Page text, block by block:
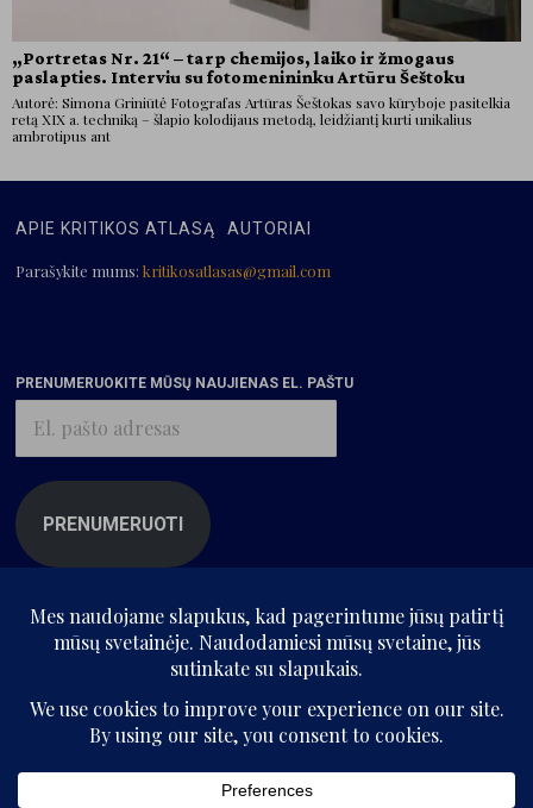
„Portretas Nr. 21“ – tarp chemijos, laiko ir žmogaus
paslapties. Interviu su fotomenininku Artūru Šeštoku
Autorė: Simona Griniūtė Fotografas Artūras Šeštokas savo kūryboje pasitelkia
retą XIX a. techniką – šlapio kolodijaus metodą, leidžiantį kurti unikalius
ambrotipus ant
APIE KRITIKOS ATLASĄ AUTORIAI
Parašykite mums:kritikosatlasas@gmail.com
PRENUMERUOKITE MŪSŲ NAUJIENAS EL. PAŠTU
pašto
adresas
PRENUMERUOTI
© „Kritikos atlasas“, 2025. Visos teisės saugomos.
draudžiama.